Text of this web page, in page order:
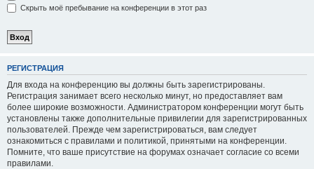
Скрыть моё пребывание на конференции в этот раз
РЕГИСТРАЦИЯ
Для входа на конференцию вы должны быть зарегистрированы.
Регистрация занимает всего несколько минут, но предоставляет вам
более широкие возможности. Администратором конференции могут быть
установлены также дополнительные привилегии для зарегистрированных
пользователей. Прежде чем зарегистрироваться, вам следует
ознакомиться с правилами и политикой, принятыми на конференции.
Помните, что ваше присутствие на форумах означает согласие со всеми
правилами.